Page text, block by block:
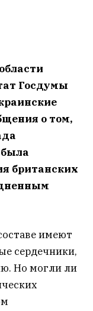
Госдумы
о том,
британских
имеют
сердечники,
Но могли ли